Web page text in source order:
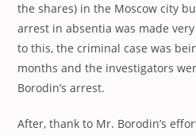
the shares) in the Moscow city
arrest in absentia was made
to this, the criminal case was
months and the investigators
Borodin’s arrest.
After, thank to Mr. Borodin’s